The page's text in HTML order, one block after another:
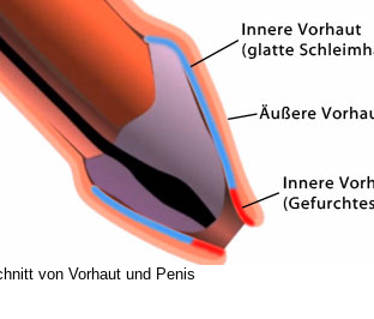
von Vorhaut und Penis